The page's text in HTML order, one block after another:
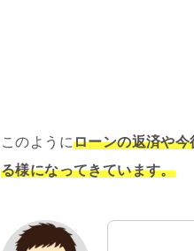
このようにローンの返済や
る様になってきています。